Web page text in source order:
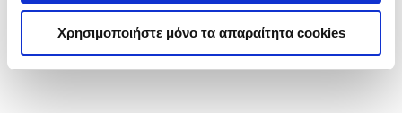
Χρησιμοποιήστε μόνο τα απαραίτητα cookies